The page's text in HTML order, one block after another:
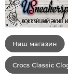
Наш магазин
Crocs Classic